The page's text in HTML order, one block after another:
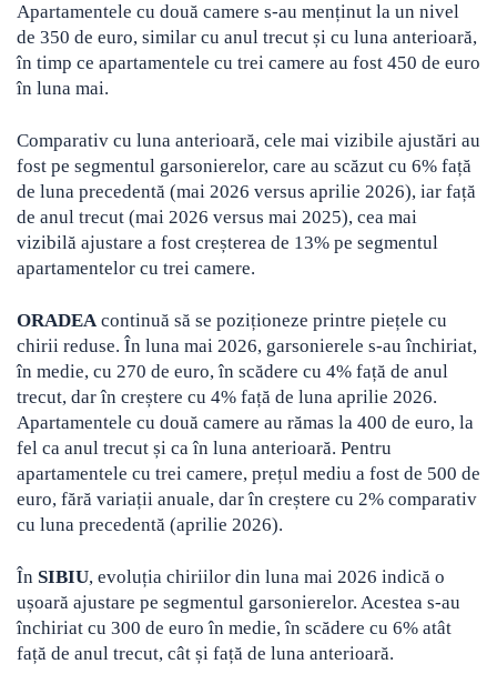
Apartamentele cu două camere s-au menținut la un nivel
de 350 de euro, similar cu anul trecut și cu luna anterioară,
în timp ce apartamentele cu trei camere au fost 450 de euro
în luna mai.
Comparativ cu luna anterioară, cele mai vizibile ajustări au
fost pe segmentul garsonierelor, care au scăzut cu 6% față
de luna precedentă (mai 2026 versus aprilie 2026), iar față
de anul trecut (mai 2026 versus mai 2025), cea mai
vizibilă ajustare a fost creșterea de 13% pe segmentul
apartamentelor cu trei camere.
ORADEA continuă să se poziționeze printre piețele cu
chirii reduse. În luna mai 2026, garsonierele s-au închiriat,
în medie, cu 270 de euro, în scădere cu 4% față de anul
trecut, dar în creștere cu 4% față de luna aprilie 2026.
Apartamentele cu două camere au rămas la 400 de euro, la
fel ca anul trecut și ca în luna anterioară. Pentru
apartamentele cu trei camere, prețul mediu a fost de 500 de
euro, fără variații anuale, dar în creștere cu 2% comparativ
cu luna precedentă (aprilie 2026).
În SIBIU, evoluția chiriilor din luna mai 2026 indică o
ușoară ajustare pe segmentul garsonierelor. Acestea s-au
închiriat cu 300 de euro în medie, în scădere cu 6% atât
față de anul trecut, cât și față de luna anterioară.